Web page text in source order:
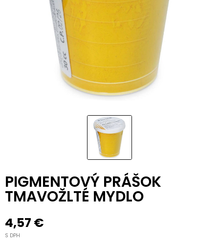
PIGMENTOVÝ PRÁŠOK
TMAVOŽLTÉ MYDLO
4,57 €
S DPH